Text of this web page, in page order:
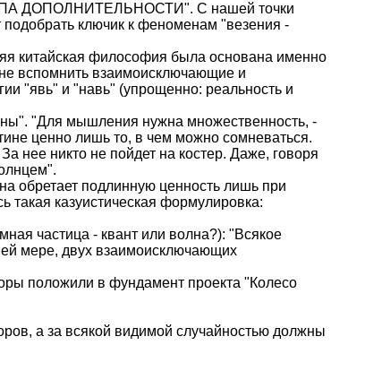
ДОПОЛНИТЕЛЬНОСТИ". С нашей точки
ключик к феноменам "везения -
китайская философия была основана именно
вспомнить взаимоисключающие и
"явь" и "навь" (упрощенно: реальность и
"Для мышления нужна множественность, -
ценно лишь то, в чем можно сомневаться.
нее никто не пойдет на костер. Даже, говоря
обретает подлинную ценность лишь при
казуистическая формулировка:
частица - квант или волна?): "Всякое
мере, двух взаимоисключающих
положили в фундамент проекта "Колесо
а за всякой видимой случайностью должны